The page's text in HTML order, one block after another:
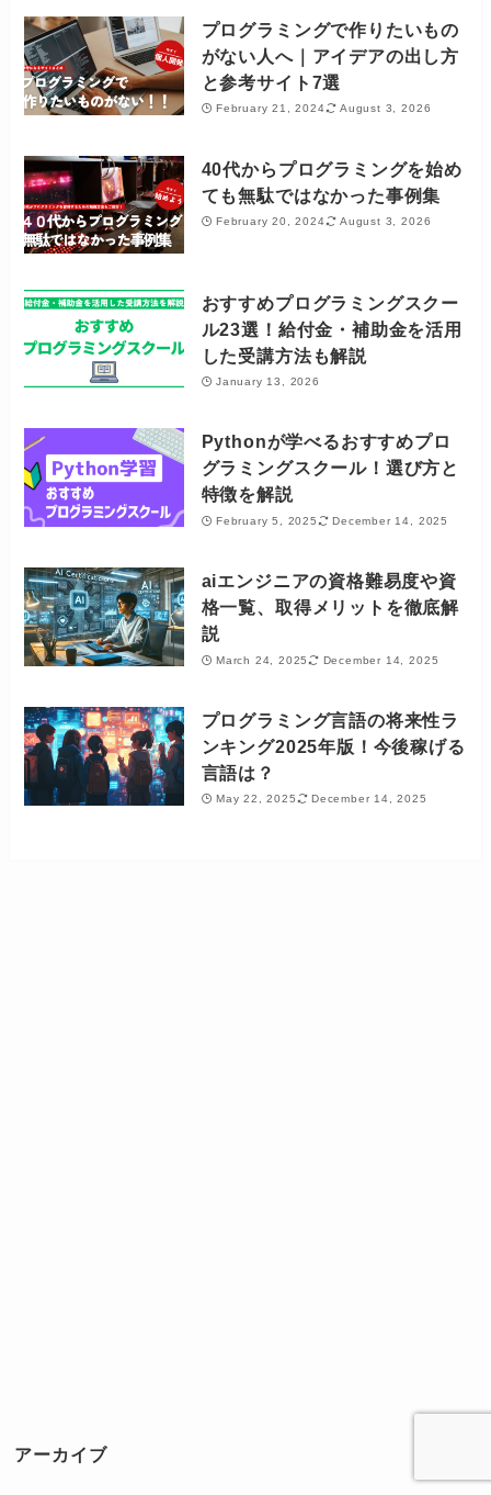
プログラミングで作りたいもの
がない人へ｜アイデアの出し方
と参考サイト7選
February 21, 2024 August 3, 2026
40代からプログラミングを始め
ても無駄ではなかった事例集
February 20, 2024 August 3, 2026
おすすめプログラミングスクー
ル23選！給付金・補助金を活用
した受講方法も解説
January 13, 2026
Pythonが学べるおすすめプロ
グラミングスクール！選び方と
特徴を解説
February 5, 2025 December 14, 2025
aiエンジニアの資格難易度や資
格一覧、取得メリットを徹底解
説
March 24, 2025 December 14, 2025
プログラミング言語の将来性ラ
ンキング2025年版！今後稼げる
言語は？
May 22, 2025 December 14, 2025
アーカイブ